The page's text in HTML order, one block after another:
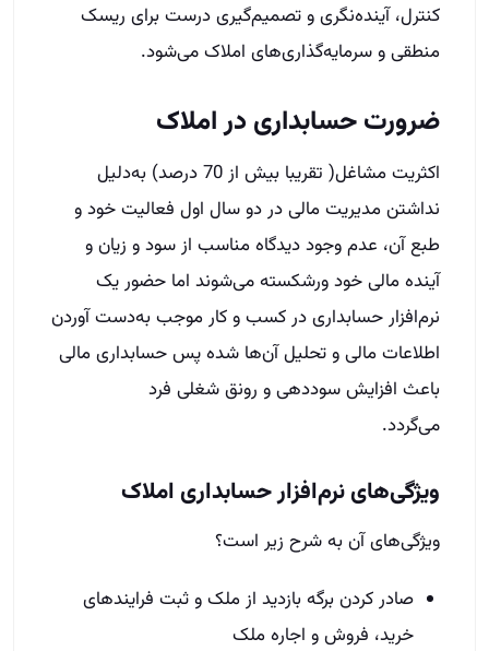
کنترل، آینده‌نگری و تصمیم‌گیری درست برای ریسک
منطقی و سرمایه‌گذاری‌های املاک می‌شود.
ضرورت حسابداری در املاک
اکثریت مشاغل( تقریبا بیش از 70 درصد) به‌دلیل
نداشتن مدیریت مالی در دو سال اول فعالیت خود و
طبع آن، عدم وجود دیدگاه مناسب از سود و زیان و
آینده مالی خود ورشکسته می‌شوند اما حضور یک
نرم‌افزار حسابداری در کسب و کار موجب به‌دست آوردن
اطلاعات مالی و تحلیل آن‌ها شده پس حسابداری مالی
باعث افزایش سوددهی و رونق شغلی فرد
می‌گردد.
ویژگی‌های نرم‌افزار حسابداری املاک
ویژگی‌های آن به شرح زیر است؟
صادر کردن برگه بازدید از ملک و ثبت فرایندهای
خرید، فروش و اجاره ملک